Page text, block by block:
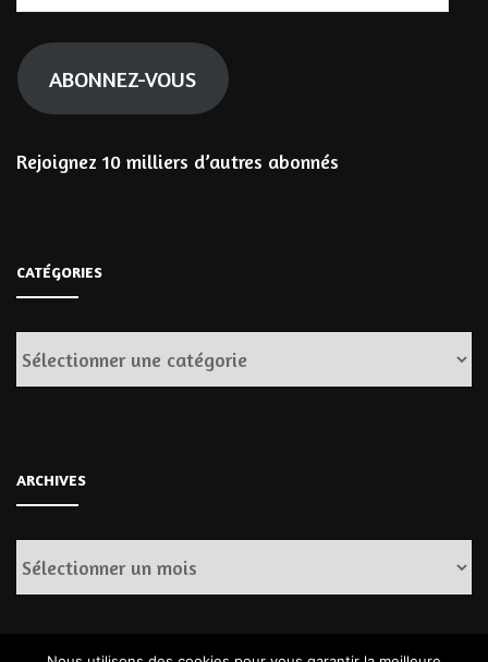
e-
mail
ABONNEZ-VOUS
Rejoignez 10 milliers d’autres abonnés
CATÉGORIES
Catégories
ARCHIVES
Archives